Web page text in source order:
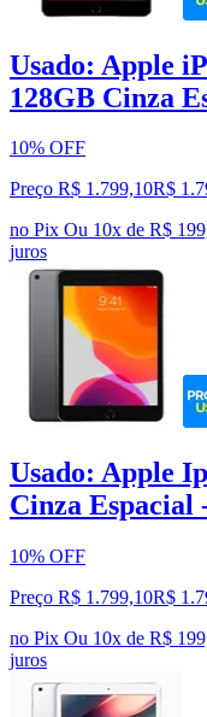
Usado: Apple
128GB Cinza
10% OFF
Preço R$ 1.799,10R$
no Pix Ou 10x de R$
juros
Usado: Apple
Cinza Espacial
10% OFF
Preço R$ 1.799,10R$
no Pix Ou 10x de R$
juros